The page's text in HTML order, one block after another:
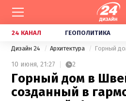
24 КАНАЛ ГЕОПОЛИТИКА
Дизайн 24 Архитектура
10 июня, 21:27 2
Горный дом в
созданный в